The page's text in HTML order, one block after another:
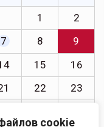
cookie
1
2
7 8
9
15
16
22
23